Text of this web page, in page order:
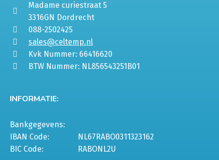
Madame curiestraat 5
3316GN Dordrecht
088-2502425
sales@celtemp.nl
Kvk Nummer: 66416620
BTW Nummer: NL856543251B01
INFORMATIE:
Bankgegevens:
IBAN Code:
NL67RABO0311323162
BIC Code:
RABONL2U